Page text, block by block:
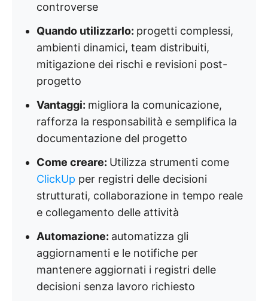
controverse
Quando utilizzarlo: progetti complessi,
ambienti dinamici, team distribuiti,
mitigazione dei rischi e revisioni post-
progetto
Vantaggi: migliora la comunicazione,
rafforza la responsabilità e semplifica la
documentazione del progetto
Come creare: Utilizza strumenti come
ClickUp per registri delle decisioni
strutturati, collaborazione in tempo reale
e collegamento delle attività
Automazione: automatizza gli
aggiornamenti e le notifiche per
mantenere aggiornati i registri delle
decisioni senza lavoro richiesto